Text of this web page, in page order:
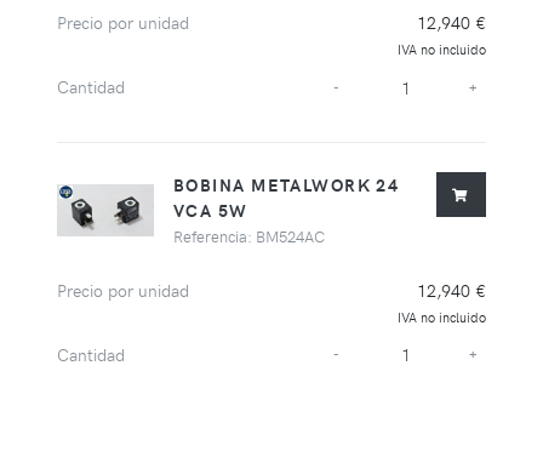
Precio por unidad 12,940 €
IVA no incluido
Cantidad - +
BOBINA METALWORK 24
VCA 5W
Referencia: BM524AC
Precio por unidad 12,940 €
IVA no incluido
Cantidad - +